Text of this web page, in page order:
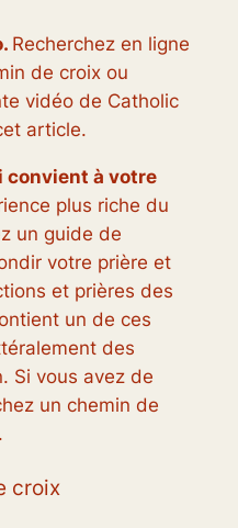
Recherchez en ligne
de croix ou
vidéo de Catholic
article.
convient à votre
plus riche du
un guide de
votre prière et
et prières des
un de ces
des
Si vous avez de
un chemin de
croix